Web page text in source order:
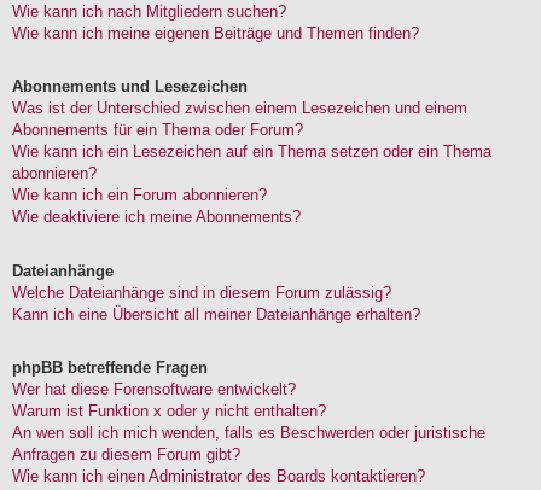
Wie kann ich nach Mitgliedern suchen?
Wie kann ich meine eigenen Beiträge und Themen finden?
Abonnements und Lesezeichen
Was ist der Unterschied zwischen einem Lesezeichen und einem
Abonnements für ein Thema oder Forum?
Wie kann ich ein Lesezeichen auf ein Thema setzen oder ein Thema
abonnieren?
Wie kann ich ein Forum abonnieren?
Wie deaktiviere ich meine Abonnements?
Dateianhänge
Welche Dateianhänge sind in diesem Forum zulässig?
Kann ich eine Übersicht all meiner Dateianhänge erhalten?
phpBB betreffende Fragen
Wer hat diese Forensoftware entwickelt?
Warum ist Funktion x oder y nicht enthalten?
An wen soll ich mich wenden, falls es Beschwerden oder juristische
Anfragen zu diesem Forum gibt?
Wie kann ich einen Administrator des Boards kontaktieren?